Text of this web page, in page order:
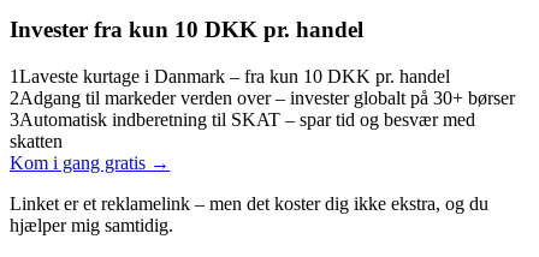
Invester fra kun 10 DKK pr. handel
1Laveste kurtage i Danmark – fra kun 10 DKK pr. handel
2Adgang til markeder verden over – invester globalt på 30+ børser
3Automatisk indberetning til SKAT – spar tid og besvær med
skatten
Kom i gang gratis →
Linket er et reklamelink – men det koster dig ikke ekstra, og du
hjælper mig samtidig.